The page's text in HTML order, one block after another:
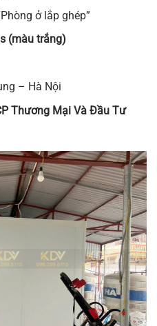
ở lắp ghép”
(màu trắng)
– Hà Nội
Thương Mại Và Đầu Tư